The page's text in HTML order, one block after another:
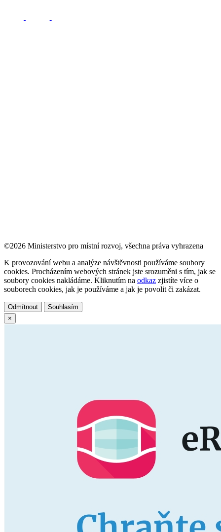
©2026 Ministerstvo pro místní rozvoj, všechna práva vyhrazena
K provozování webu a analýze návštěvnosti používáme soubory
cookies. Procházením webových stránek jste srozuměni s tím, jak se
soubory cookies nakládáme. Kliknutím na odkaz zjistíte více o
souborech cookies, jak je používáme a jak je povolit či zakázat.
Odmítnout
Souhlasím
×